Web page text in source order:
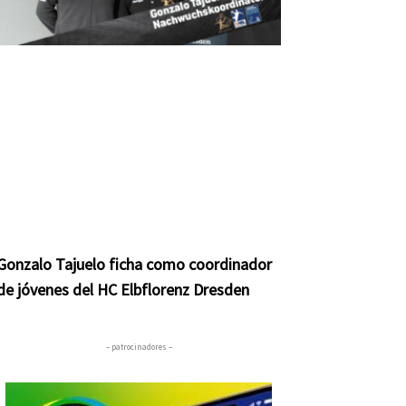
Tajuelo ficha como coordinador
jóvenes del HC Elbflorenz Dresden
– patrocinadores –